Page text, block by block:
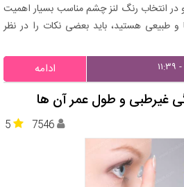
انتخاب رنگ لنز چشم مناسب بسیار اهمیت
و طبیعی هستید، باید بعضی نکات را در نظر
ادامه
غیرطبی و طول عمر آن ها
5 7546